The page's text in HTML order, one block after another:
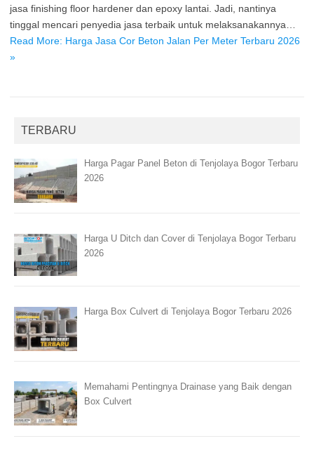
jasa finishing floor hardener dan epoxy lantai. Jadi, nantinya
tinggal mencari penyedia jasa terbaik untuk melaksanakannya…
Read More: Harga Jasa Cor Beton Jalan Per Meter Terbaru 2026
»
TERBARU
Harga Pagar Panel Beton di Tenjolaya Bogor Terbaru
2026
Harga U Ditch dan Cover di Tenjolaya Bogor Terbaru
2026
Harga Box Culvert di Tenjolaya Bogor Terbaru 2026
Memahami Pentingnya Drainase yang Baik dengan
Box Culvert